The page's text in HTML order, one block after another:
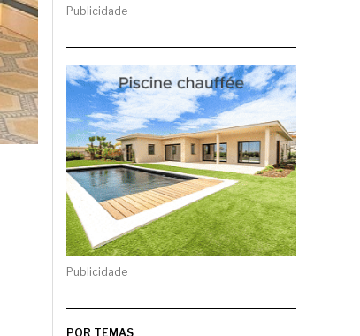
Publicidade
Publicidade
POR TEMAS